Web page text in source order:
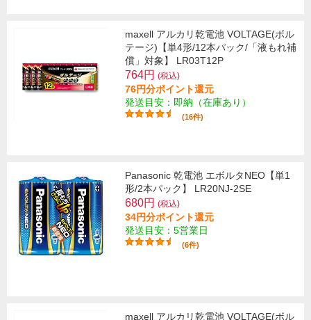
maxell アルカリ乾電池 VOLTAGE(ボル
テージ)【単4形/12本パック/「液もれ補
償」対象】 LR03T12P
764円 (税込)
76円分ポイント還元
発送目安：即納（在庫あり）
(16件)
Panasonic 乾電池 エボルタNEO【単1
形/2本パック】 LR20NJ-2SE
680円 (税込)
34円分ポイント還元
発送目安：5営業日
(6件)
maxell アルカリ乾電池 VOLTAGE(ボル